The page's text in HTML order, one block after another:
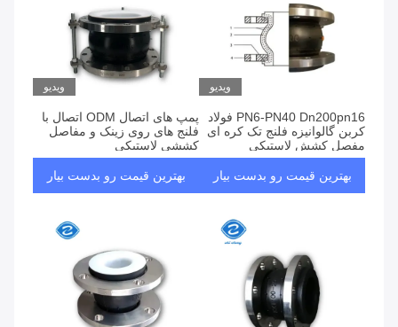
ویدیو
PN6-PN40 Dn200pn16 فولاد
کربن گالوانیزه فلنج تک کره ای
مفصل کشش لاستیکی
بهترین قیمت رو بدست بیار
ویدیو
پمپ های اتصال ODM اتصال با
فلنج های روی زینک و مفاصل
کششی لاستیکی
بهترین قیمت رو بدست بیار